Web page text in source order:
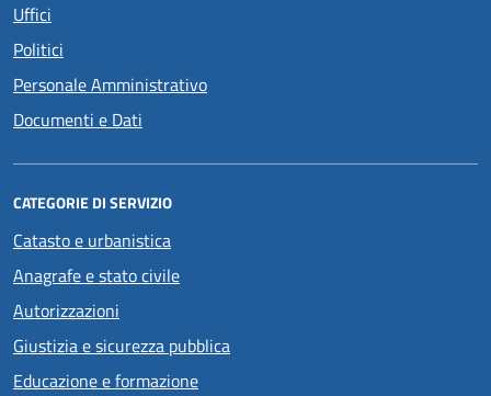
Uffici
Politici
Personale Amministrativo
Documenti e Dati
CATEGORIE DI SERVIZIO
Catasto e urbanistica
Anagrafe e stato civile
Autorizzazioni
Giustizia e sicurezza pubblica
Educazione e formazione